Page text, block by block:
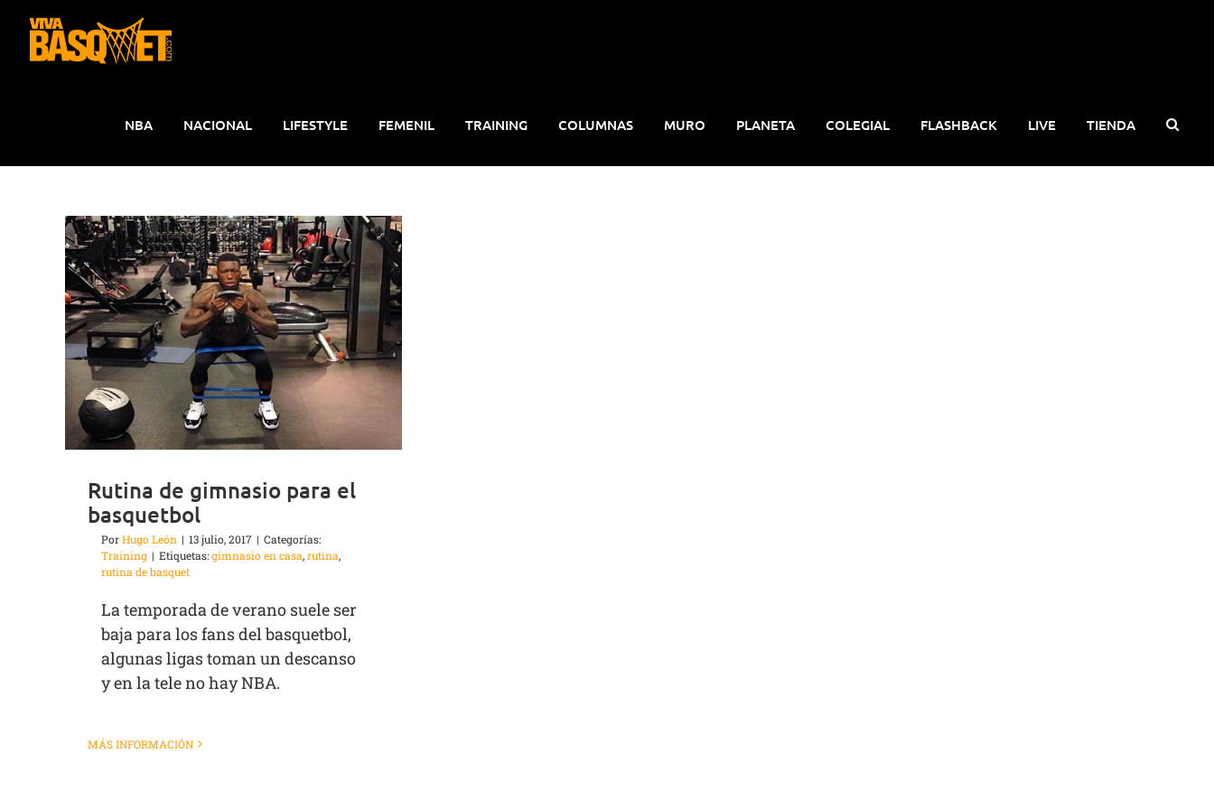
contenido
NBA NACIONAL LIFESTYLE FEMENIL TRAINING COLUMNAS MURO PLANETA COLEGIAL FLASHBACK LIVE TIENDA
Rutina de gimnasio para el
basquetbol
PorHugo León | 13 julio, 2017 | Categorías:
Training | Etiquetas:gimnasio en casa,rutina,
rutina de basquet
La temporada de verano suele ser
baja para los fans del basquetbol,
algunas ligas toman un descanso
y en la tele no hay NBA.
MÁS INFORMACIÓN